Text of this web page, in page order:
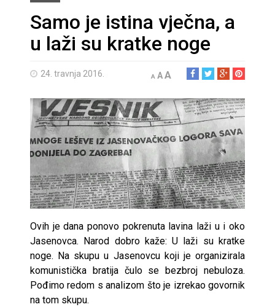
Samo je istina vječna, a
u laži su kratke noge
24. travnja 2016. A AA
Ovih je dana ponovo pokrenuta lavina laži u i oko
Jasenovca. Narod dobro kaže: U laži su kratke
noge. Na skupu u Jasenovcu koji je organizirala
komunistička bratija čulo se bezbroj nebuloza.
Pođimo redom s analizom što je izrekao govornik
na tom skupu.